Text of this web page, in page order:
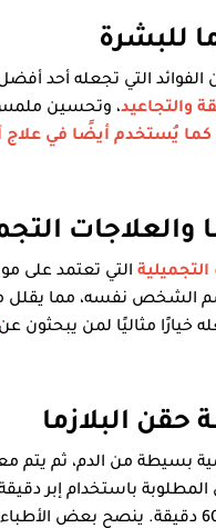
للبشرة
الفوائد التي تجعله أحد
والتجاعيد، وتحسين ملمس
يُستخدم أيضًا في علاج
والعلاجات
التجميلية التي تعتمد على
نفسه، مما يقلل من
خيارًا مثاليًا لمن يبحثون عن
حقن البلازما
بسيطة من الدم، ثم يتم
المطلوبة باستخدام إبر